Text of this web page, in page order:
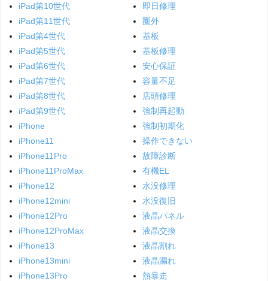
iPad第10世代
iPad第11世代
iPad第4世代
iPad第5世代
iPad第6世代
iPad第7世代
iPad第8世代
iPad第9世代
iPhone
iPhone11
iPhone11Pro
iPhone11ProMax
iPhone12
iPhone12mini
iPhone12Pro
iPhone12ProMax
iPhone13
iPhone13mini
iPhone13Pro
即日修理
圏外
基板
基板修理
安心保証
容量不足
店頭修理
強制再起動
強制初期化
操作できない
故障診断
有機EL
水没修理
水没復旧
液晶パネル
液晶交換
液晶割れ
液晶漏れ
熱暴走